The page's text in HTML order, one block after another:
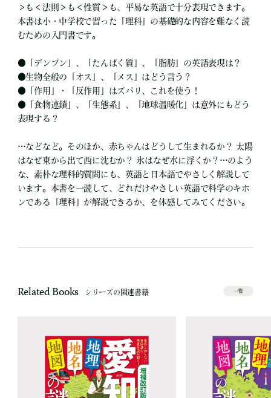
＞も＜法則＞も＜性質＞も、平易な英語で十分表現できます。
本書は小・中学校で習った「理科」の基礎的な内容を難なく読
むための入門書です。
● 「デンプン」、「たんぱく質」、「脂肪」の英語表現は？
●生物全般の「オス」、「メス」はどう言う？
● 「作用」・「反作用」はズバリ、これを使う！
● 「食物連鎖」、「生態系」、「地球温暖化」は意外にもどう
表現する？
…などなど。そのほか、赤ちゃんはどうして生まれるか？ 太陽
はなぜ東から出て西に沈むか？ 氷はなぜ水に浮くか？…のよう
な、素朴な理科的質問にも、英語と日本語でやさしく解説して
います。本書を一読して、どれだけやさしい英語で科学のキホ
ンである「理科」が解説できるか、を体感してみてください。
Related Books シリーズの関連書籍 一覧